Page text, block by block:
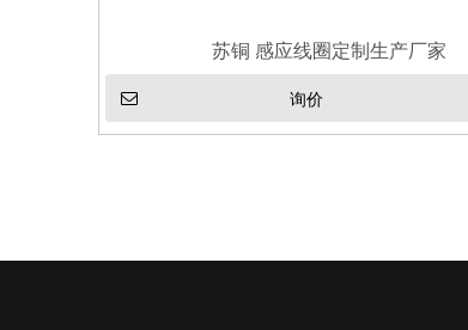
苏铜 感应线圈定制生产厂家
询价